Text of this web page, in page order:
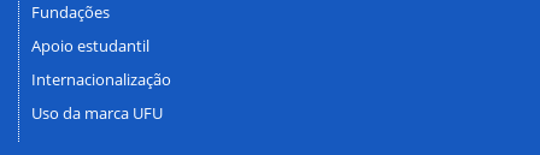
Fundações
Apoio estudantil
Internacionalização
Uso da marca UFU